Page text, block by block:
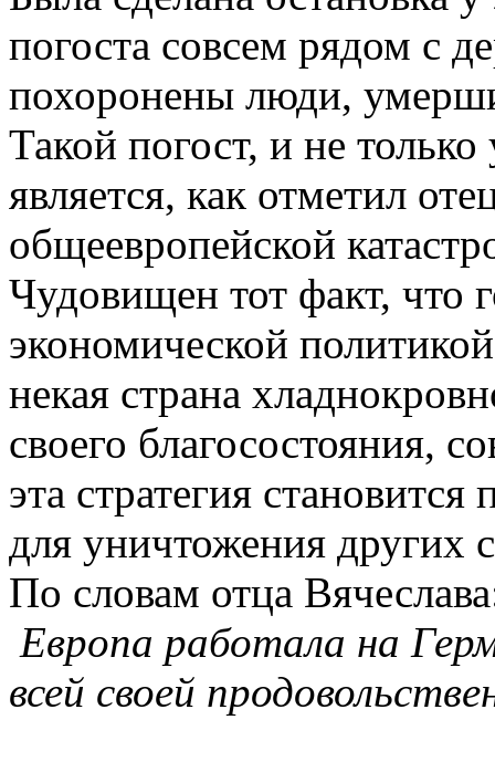
погоста совсем рядом с
похоронены люди,
Такой погост, и не
является, как отметил
общеевропейской
Чудовищен тот факт, что
экономической
некая страна
своего благосостояния,
эта стратегия
для уничтожения других
По словам отца
Европа работала на
всей своей